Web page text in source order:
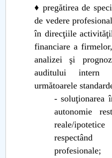
♦ pregătirea de
de vedere
în direcţiile
financiare a
analizei şi
auditului intern
următoarele
- soluţionarea
autonomie
reale/
respectând
profesionale;